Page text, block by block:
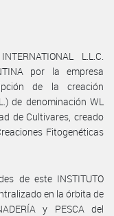
L.L.C.
por la empresa
de la creación
de denominación WL
de Cultivares, creado
Fitogenéticas
de este INSTITUTO
en la órbita de
y PESCA del